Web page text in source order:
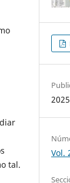
tal.
Vol.